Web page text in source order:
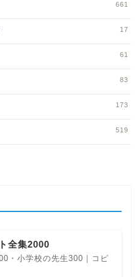
661
17
61
83
173
519
全集2000
・小学校の先生300｜コピ